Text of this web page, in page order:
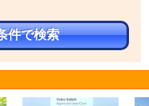
件で検索